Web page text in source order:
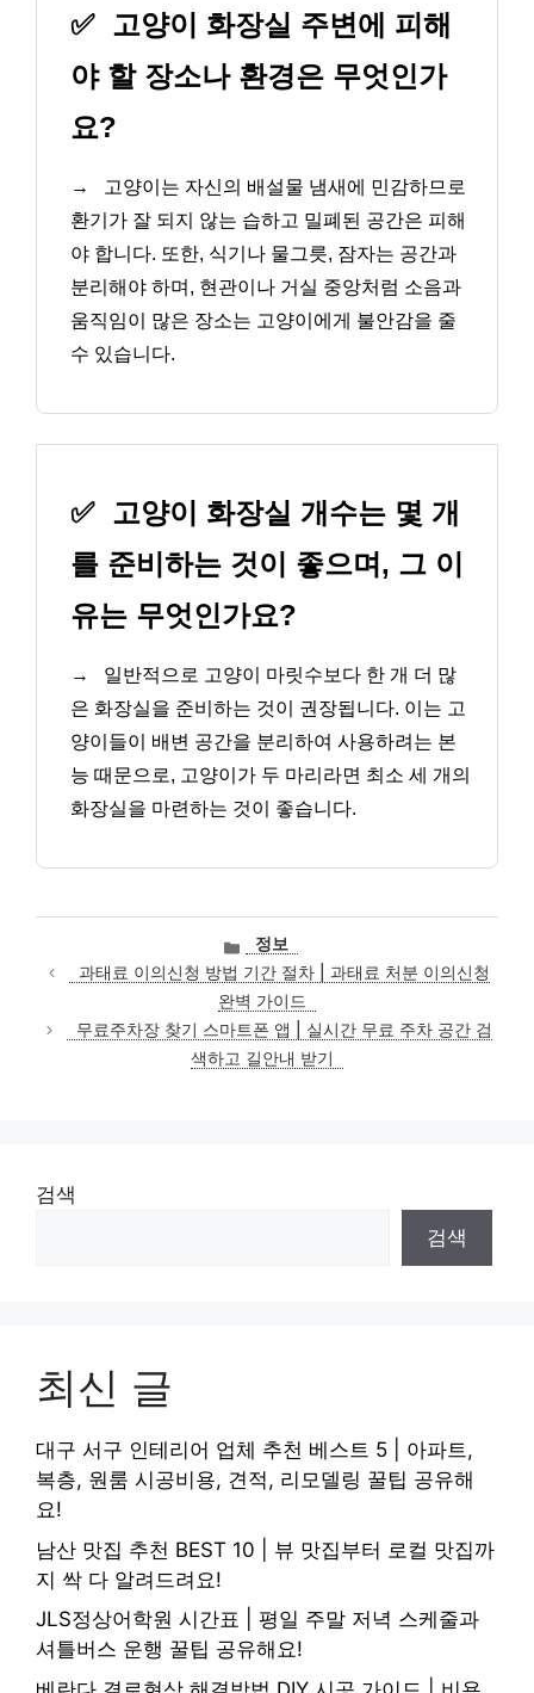
✅ 고양이 화장실 주변에 피해
야 할 장소나 환경은 무엇인가
요?
→
고양이는 자신의 배설물 냄새에 민감하므로
환기가 잘 되지 않는 습하고 밀폐된 공간은 피해
야 합니다. 또한, 식기나 물그릇, 잠자는 공간과
분리해야 하며, 현관이나 거실 중앙처럼 소음과
움직임이 많은 장소는 고양이에게 불안감을 줄
수 있습니다.
✅ 고양이 화장실 개수는 몇 개
를 준비하는 것이 좋으며, 그 이
유는 무엇인가요?
→
일반적으로 고양이 마릿수보다 한 개 더 많
은 화장실을 준비하는 것이 권장됩니다. 이는 고
양이들이 배변 공간을 분리하여 사용하려는 본
능 때문으로, 고양이가 두 마리라면 최소 세 개의
화장실을 마련하는 것이 좋습니다.
카
테
고
리
정보
과태료 이의신청 방법 기간 절차 | 과태료 처분 이의신청
완벽 가이드
무료주차장 찾기 스마트폰 앱 | 실시간 무료 주차 공간 검
색하고 길안내 받기
검색
검색
최신 글
대구 서구 인테리어 업체 추천 베스트 5 | 아파트,
복층, 원룸 시공비용, 견적, 리모델링 꿀팁 공유해
요!
남산 맛집 추천 BEST 10 | 뷰 맛집부터 로컬 맛집까
지 싹 다 알려드려요!
JLS정상어학원 시간표 | 평일 주말 저녁 스케줄과
셔틀버스 운행 꿀팁 공유해요!